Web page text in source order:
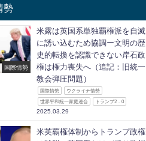
勢
国際情勢
米露は英国系単独覇権派を自滅
に誘い込むため協調ー文明の歴
史的転換を認識できない岸石政
権は権力喪失へ（追記：旧統一
教会弾圧問題）
国際情勢 ウクライナ情勢
世界平和統一家庭連合 トランプ2．0
2025.03.29
米英覇権体制からトランプ政権